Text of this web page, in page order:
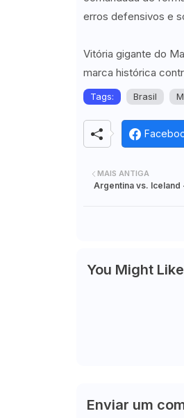
erros defensivos e
Vitória gigante do
marca histórica
Tags: Brasil
MAIS ANTIGA
Argentina vs. Iceland
You Might Like
Enviar um